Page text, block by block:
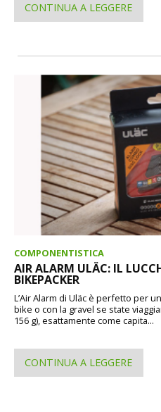
CONTINUA A LEGGERE
COMPONENTISTICA
AIR ALARM ULÄC: IL
BIKEPACKER
L’Air Alarm di Uläc è perfetto per
bike o con la gravel se state
156 g), esattamente come capita...
CONTINUA A LEGGERE